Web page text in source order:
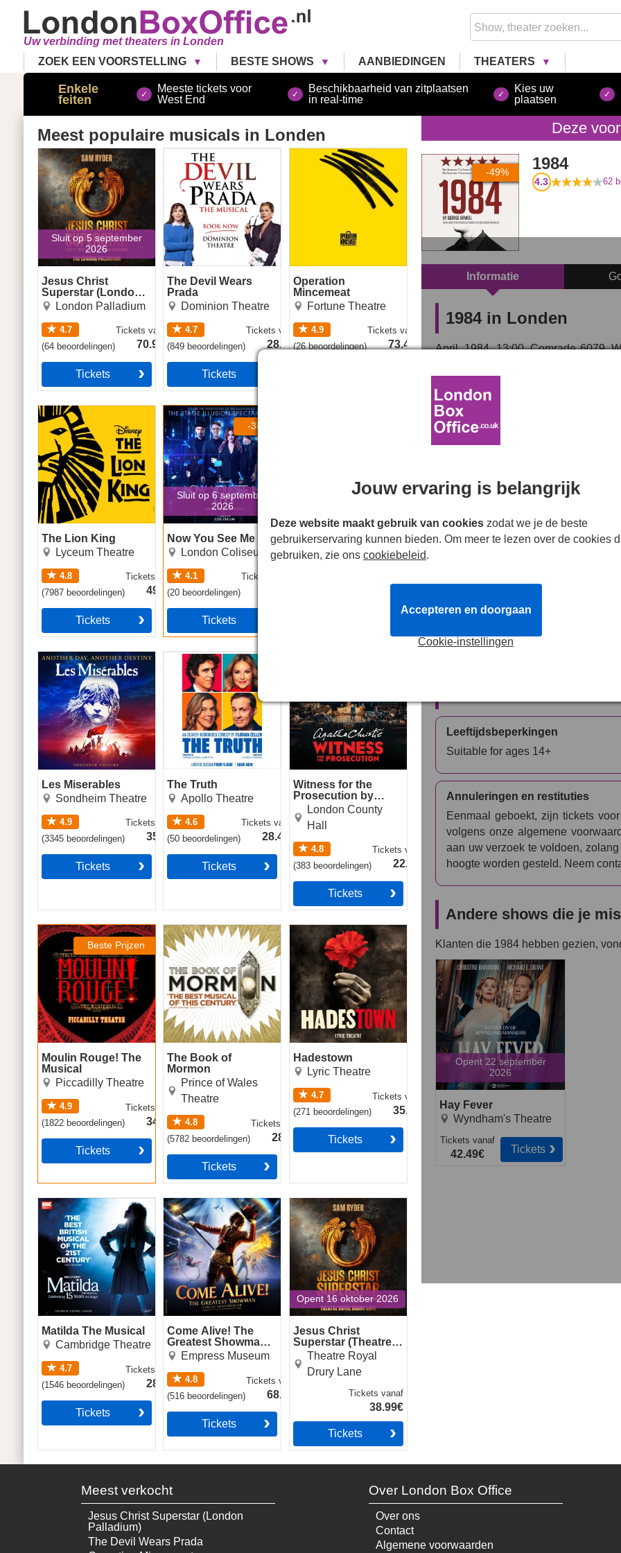
Uw verbinding met theaters in Londen
ZOEK EEN VOORSTELLING
BESTE SHOWS AANBIEDINGEN THEATERS
Enkele
feiten
Meeste tickets voor
West End
Beschikbaarheid van zitplaatsen
in real-time
Kies uw
plaatsen
Deze
-49% 1984
4.3 62
Informatie
1984 in Londen
April, 1984. 13:00. Comrade 6079,
Orwell’s ideas have become our
book of the 20th century' (The
surveillance, identity and why
Following a sold-out run at the
Playhouse and Almeida Theatre
transfers to the West End's
Nominated for Best New Play at
Officiële theatertickets
Ons centrale
Playhouse Theatre. Wij bieden
VIP en premium tot kortingstickets,
uw zitplaatsen uit ons interactieve
boeking per e-mail. Presenteer
ervaar wat Londen en West End
Leeftijdsbeperkingen
Suitable for ages 14+
Annuleringen en restituties
Eenmaal geboekt, zijn tickets voor
volgens onze algemene
aan uw verzoek te voldoen,
hoogte worden gesteld. Neem
Andere shows die je
Klanten die 1984 hebben gezien,
Opent 22 september
2026
Hay Fever
Wyndham's Theatre
Tickets vanaf
42.49€ Tickets
Hay Fever
Meest populaire musicalsin Londen
Sluit op 5 september
2026
Jesus Christ
Superstar (London
Palladium)
London Palladium
4.7
(64beoordelingen)
Tickets vanaf
70.99€
Tickets
Jesus Christ Superstar
(London Palladium)
The Devil Wears
Prada
Dominion Theatre
4.7
(849 beoordelingen)
Ticketsvanaf
28.49€
Tickets
The Devil Wears Prada
Operation
Mincemeat
Fortune Theatre
4.9
(26beoordelingen)
Ticketsvanaf
73.49€
Operation Mincemeat
The Lion King
Lyceum Theatre
4.8
(7987beoordelingen)
Tickets vanaf
49.99€
Tickets
The Lion King
-38%
Sluit op 6 september
2026
Now You See Me
London Coliseum
4.1
(20 beoordelingen)
Tickets
Tickets
Now You See Me
Sinatra the Musical
Aldwych Theatre
Les Miserables
Sondheim Theatre
4.9
(3345beoordelingen)
Tickets vanaf
35.49€
Tickets
Les Miserables
The Truth
Apollo Theatre
4.6
(50 beoordelingen)
Ticketsvanaf
28.49€
Tickets
The Truth
Witness for the
Prosecution by
Agatha Christie
London County
Hall
4.8
(383 beoordelingen)
Ticketsvanaf
22.49€
Tickets
Beste Prijzen
Moulin Rouge! The
Musical
Piccadilly Theatre
4.9
(1822beoordelingen)
Tickets
34.49€
Tickets
Moulin Rouge! The
Musical
The Book of
Mormon
Prince of Wales
Theatre
4.8
(5782 beoordelingen)
Tickets
28.49€
Tickets
The Book of Mormon
Hadestown
Lyric Theatre
4.7
(271 beoordelingen)
Ticketsvanaf
35.49€
Tickets
Hadestown
Matilda The Musical
Cambridge Theatre
4.7
(1546beoordelingen)
Tickets
28.49€
Tickets
Matilda The Musical
Come Alive! The
Greatest Showman
Circus Spectacular
Empress Museum
4.8
(516 beoordelingen)
Ticketsvanaf
68.49€
Tickets
Come Alive! The
Greatest Showman
Circus Spectacular
Opent 16 oktober 2026
Jesus Christ
Superstar (Theatre
Royal Drury Lane)
Theatre Royal
Drury Lane
Ticketsvanaf
38.99€
Tickets
Jesus Christ Superstar
(Theatre Royal Drury
Lane)
Meest verkocht
Jesus Christ Superstar (London
Palladium)
The Devil Wears Prada
Over London Box Office
Over ons
Contact
Algemene voorwaarden
Jouw ervaring is belangrijk
Deze website maakt gebruik van cookies zodat we je de beste
gebruikerservaring kunnen bieden. Om meer te lezen over de cookies
gebruiken, zie ons cookiebeleid.
Cookie-instellingen
Accepteren en doorgaan